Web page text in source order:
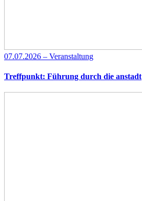
07.07.2026 – Veranstaltung
Treffpunkt: Führung durch die anstadt